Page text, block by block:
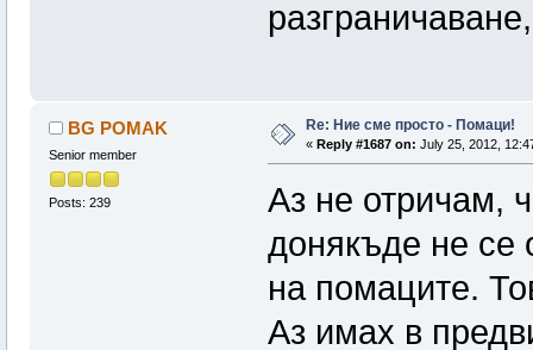
BG POMAK
Senior member
Posts: 239
Re: Ние сме просто - Помаци!
« Reply #1687 on: July 25, 2012,
Аз не отричам,
донякъде не се
на помаците.
Аз имах в